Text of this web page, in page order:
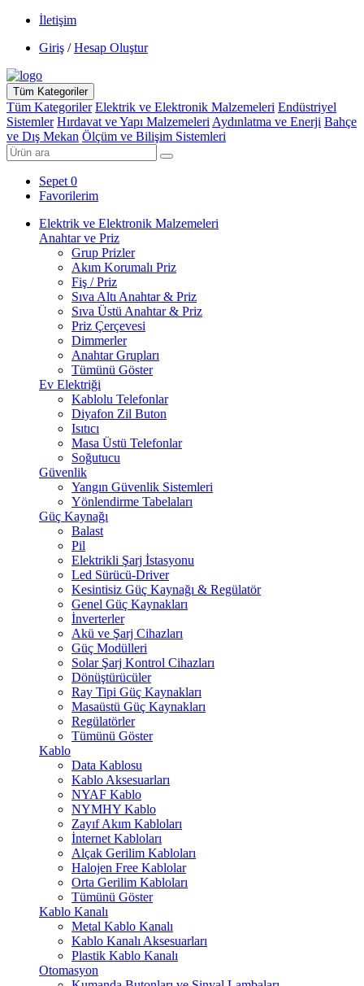
İletişim
Giriş / Hesap Oluştur
Tüm Kategoriler
Tüm Kategoriler Elektrik ve Elektronik Malzemeleri Endüstriyel
Sistemler Hırdavat ve Yapı Malzemeleri Aydınlatma ve Enerji Bahçe
ve Dış Mekan Ölçüm ve Bilişim Sistemleri
Sepet 0
Favorilerim
Elektrik ve Elektronik Malzemeleri
Anahtar ve Priz
Grup Prizler
Akım Korumalı Priz
Fiş / Priz
Sıva Altı Anahtar & Priz
Sıva Üstü Anahtar & Priz
Priz Çerçevesi
Dimmerler
Anahtar Grupları
Tümünü Göster
Ev Elektriği
Kablolu Telefonlar
Diyafon Zil Buton
Isıtıcı
Masa Üstü Telefonlar
Soğutucu
Güvenlik
Yangın Güvenlik Sistemleri
Yönlendirme Tabelaları
Güç Kaynağı
Balast
Pil
Elektrikli Şarj İstasyonu
Led Sürücü-Driver
Kesintisiz Güç Kaynağı & Regülatör
Genel Güç Kaynakları
İnverterler
Akü ve Şarj Cihazları
Güç Modülleri
Solar Şarj Kontrol Cihazları
Dönüştürücüler
Ray Tipi Güç Kaynakları
Masaüstü Güç Kaynakları
Regülatörler
Tümünü Göster
Kablo
Data Kablosu
Kablo Aksesuarları
NYAF Kablo
NYMHY Kablo
Zayıf Akım Kabloları
İnternet Kabloları
Alçak Gerilim Kabloları
Halojen Free Kablolar
Orta Gerilim Kabloları
Tümünü Göster
Kablo Kanalı
Metal Kablo Kanalı
Kablo Kanalı Aksesuarları
Plastik Kablo Kanalı
Otomasyon